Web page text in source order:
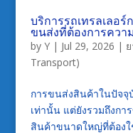
บริการรถเทรลเลอ
ขนส่งที่ต้องการควา
by Y| Jul 29, 2026 |
Transport)
การขนส่งสินค้าในปัจจุ
เท่านั้น แต่ยังรวมถึงกา
สินค้าขนาดใหญ่ที่ต้องใ